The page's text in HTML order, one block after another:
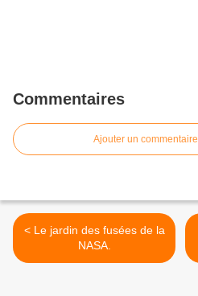
Commentaires
Ajouter un commentaire
< Le jardin des fusées de la
NASA.